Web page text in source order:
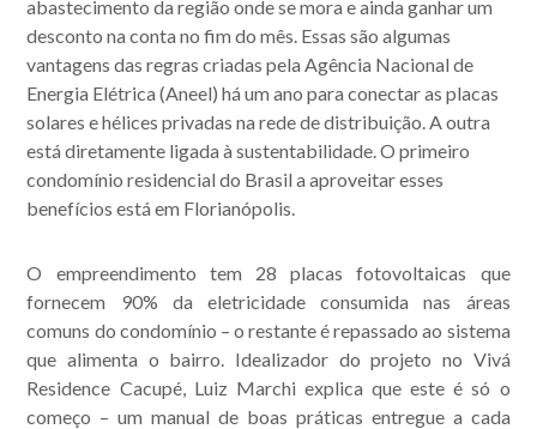
Acompanhe nossas
publicações.
abastecimento da região onde se mora e ainda ganhar um
desconto na conta no fim do mês. Essas são algumas
vantagens das regras criadas pela Agência Nacional de
Energia Elétrica (Aneel) há um ano para conectar as placas
solares e hélices privadas na rede de distribuição. A outra
está diretamente ligada à sustentabilidade. O primeiro
condomínio residencial do Brasil a aproveitar esses
benefícios está em Florianópolis.
O empreendimento tem 28 placas fotovoltaicas que
fornecem 90% da eletricidade consumida nas áreas
comuns do condomínio – o restante é repassado ao sistema
que alimenta o bairro. Idealizador do projeto no Vivá
Residence Cacupé, Luiz Marchi explica que este é só o
começo – um manual de boas práticas entregue a cada